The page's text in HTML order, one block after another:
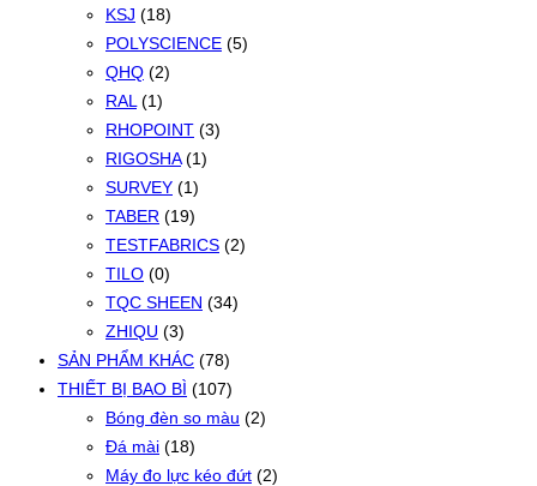
KSJ (18)
POLYSCIENCE (5)
QHQ (2)
RAL (1)
RHOPOINT (3)
RIGOSHA (1)
SURVEY (1)
TABER (19)
TESTFABRICS (2)
TILO (0)
TQC SHEEN (34)
ZHIQU (3)
SẢN PHẨM KHÁC (78)
THIẾT BỊ BAO BÌ (107)
Bóng đèn so màu (2)
Đá mài (18)
Máy đo lực kéo đứt (2)